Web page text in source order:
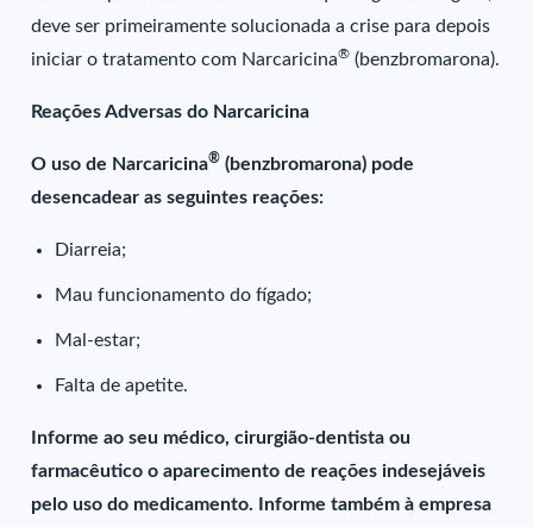
deve ser primeiramente solucionada a crise para depois
iniciar o tratamento com Narcaricina® (benzbromarona).
Reações Adversas do Narcaricina
O uso de Narcaricina® (benzbromarona) pode
desencadear as seguintes reações:
Diarreia;
Mau funcionamento do fígado;
Mal-estar;
Falta de apetite.
Informe ao seu médico, cirurgião-dentista ou
farmacêutico o aparecimento de reações indesejáveis
pelo uso do medicamento. Informe também à empresa